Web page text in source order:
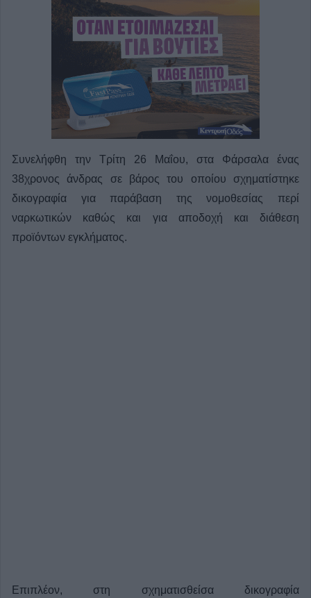
Συνελήφθη την Τρίτη 26 Μαΐου, στα Φάρσαλα ένας
38χρονος άνδρας σε βάρος του οποίου σχηματίστηκε
δικογραφία για παράβαση της νομοθεσίας περί
ναρκωτικών καθώς και για αποδοχή και διάθεση
προϊόντων εγκλήματος.
Επιπλέον, στη σχηματισθείσα δικογραφία